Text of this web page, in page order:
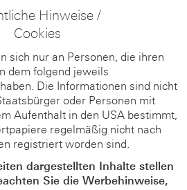
Hinweise /
Cookies
sich nur an Personen, die ihren
dem folgend jeweils
Die Informationen sind nicht
oder Personen mit
Aufenthalt in den USA bestimmt,
regelmäßig nicht nach
registriert worden sind.
dargestellten Inhalte stellen
Sie die Werbehinweise,